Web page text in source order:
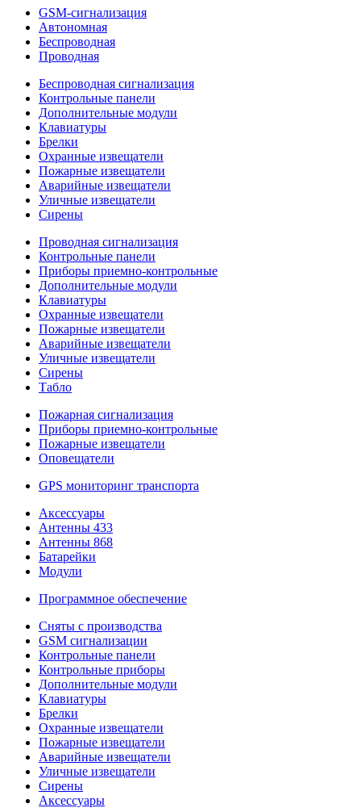
GSM-сигнализация
Автономная
Беспроводная
Проводная
Беспроводная сигнализация
Контрольные панели
Дополнительные модули
Клавиатуры
Брелки
Охранные извещатели
Пожарные извещатели
Аварийные извещатели
Уличные извещатели
Сирены
Проводная сигнализация
Контрольные панели
Приборы приемно-контрольные
Дополнительные модули
Клавиатуры
Охранные извещатели
Пожарные извещатели
Аварийные извещатели
Уличные извещатели
Сирены
Табло
Пожарная сигнализация
Приборы приемно-контрольные
Пожарные извещатели
Оповещатели
GPS мониторинг транспорта
Аксессуары
Антенны 433
Антенны 868
Батарейки
Модули
Программное обеспечение
Сняты с производства
GSM сигнализации
Контрольные панели
Контрольные приборы
Дополнительные модули
Клавиатуры
Брелки
Охранные извещатели
Пожарные извещатели
Аварийные извещатели
Уличные извещатели
Сирены
Аксессуары